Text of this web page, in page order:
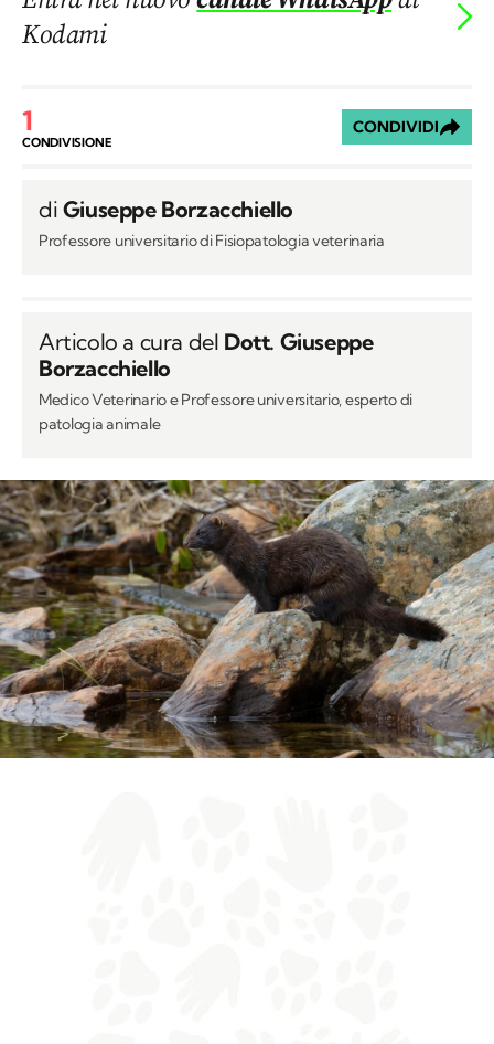
Kodami
1
CONDIVISIONE
CONDIVIDI
di Giuseppe Borzacchiello
Professore universitario di Fisiopatologia veterinaria
Articolo a cura del Dott. Giuseppe
Borzacchiello
Medico Veterinario e Professore universitario, esperto di
patologia animale